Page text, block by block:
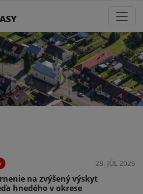
28. JÚL 2026
na zvýšený výskyt
hnedého v okrese